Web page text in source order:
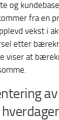
og
fra en
vekst i
etter
viser at